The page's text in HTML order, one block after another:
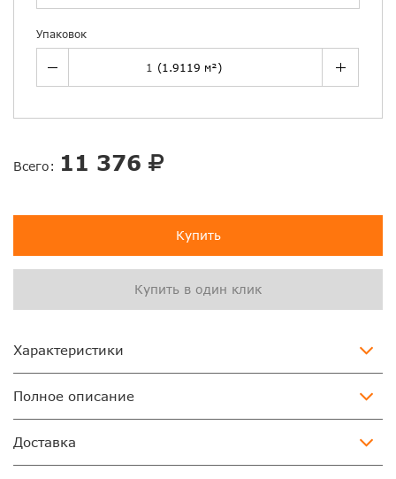
Упаковок
Всего: 11 376
Купить
Купить в один клик
Характеристики
Полное описание
Доставка